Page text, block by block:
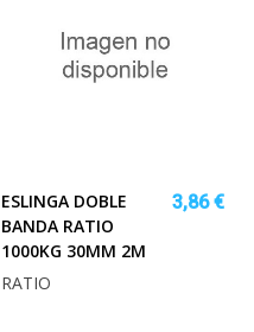
ESLINGA DOBLE
BANDA RATIO
1000KG 30MM 2M
3,86 €
RATIO